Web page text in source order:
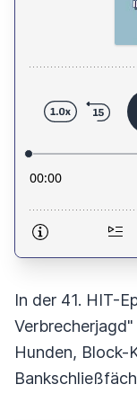
In der 41. HIT-
Hunden, Block-